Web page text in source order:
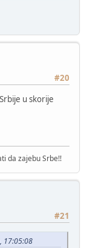
#20
u skorije
da zajebu Srbe!!
#21
17:05:08